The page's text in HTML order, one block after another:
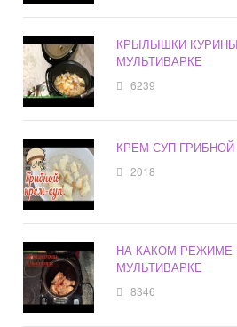
КРЫЛЫШКИ
МУЛЬТИВАРКЕ
6239
КРЕМ СУП
2018
НА КАКОМ РЕЖИМЕ
МУЛЬТИВАРКЕ
8346